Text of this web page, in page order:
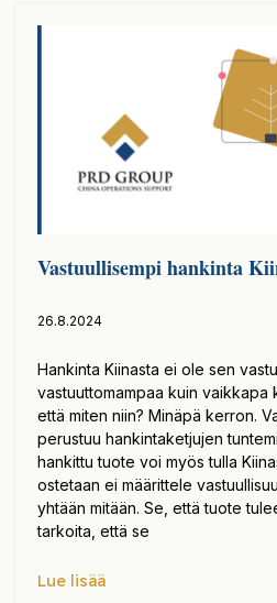
Vastuullisempi hankinta
26.8.2024
Hankinta Kiinasta ei ole sen
vastuuttomampaa kuin vaikkapa
että miten niin? Minäpä kerron.
perustuu hankintaketjujen
hankittu tuote voi myös tulla
ostetaan ei määrittele
yhtään mitään. Se, että tuote
tarkoita, että se
Lue lisää